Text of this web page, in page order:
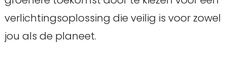
verlichtingsoplossing die veilig is voor zowel
jou als de planeet.